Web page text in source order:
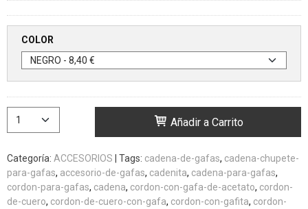
COLOR
Añadir a Carrito
Categoría: ACCESORIOS | Tags: cadena-de-gafas cadena-chupete-
para-gafas accesorio-de-gafas cadenita cadena-para-gafas
cordon-para-gafas cadena cordon-con-gafa-de-acetato cordon-
de-cuero cordon-de-cuero-con-gafa cordon-con-gafita cordon-